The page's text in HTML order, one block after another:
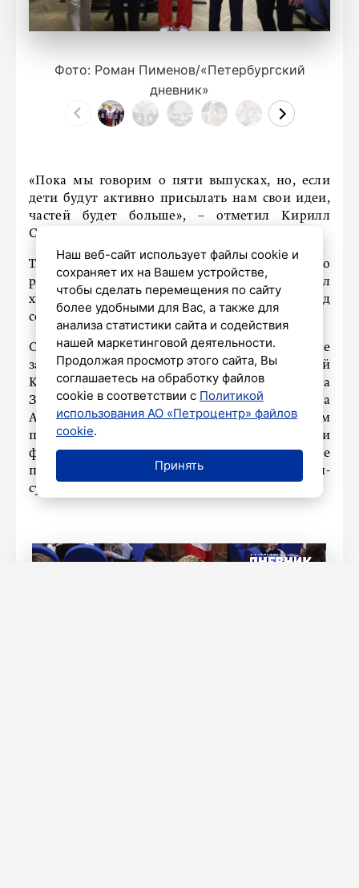
Фото: Роман Пименов/«Петербургский
дневник»
«Пока мы говорим о пяти выпусках, но, если
дети будут активно присылать нам свои идеи,
частей будет больше», – отметил Кирилл
Смирнов.
Также ребятам провели мастер-класс по
рисованию набросков комиксов. Учителем стал
художник Михаил Васильев, работавший над
созданием картинок.
Однако на комиксе история Славы Самбо не
закончится. Председатель профильной
Комиссии по вопросам физкультуры и спорта
Законодательного собрания Санкт-Петербурга
Антон Соловьев рассказал, что в будущем
планируется выпустить мультфильм или
фильм, где главным героем будет уже
полюбившийся школьникам спортсмен-
супергерой.
Наш веб-сайт использует файлы cookie и
сохраняет их на Вашем устройстве,
чтобы сделать перемещения по сайту
более удобными для Вас, а также для
анализа статистики сайта и содействия
нашей маркетинговой деятельности.
Продолжая просмотр этого сайта, Вы
соглашаетесь на обработку файлов
cookie в соответствии с Политикой
использования АО «Петроцентр» файлов
cookie.
Принять